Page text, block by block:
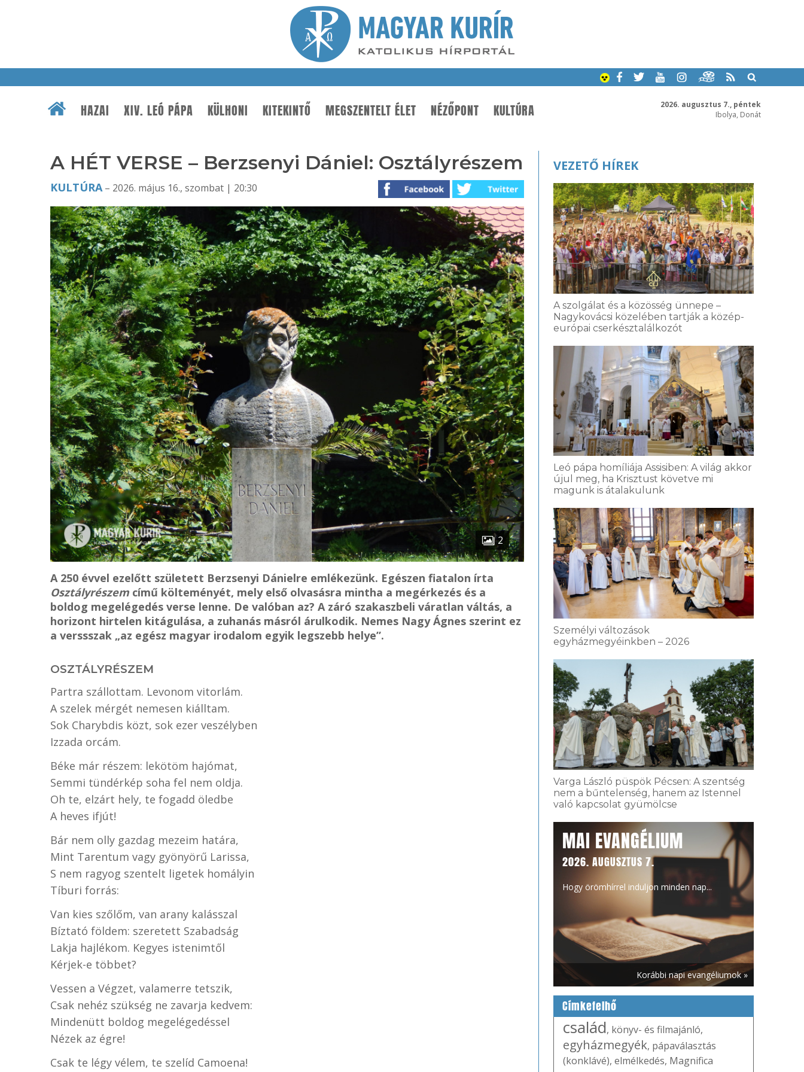
2026. augusztus 7., péntek
Ibolya, Donát
HAZAI XIV. LEÓ PÁPA KÜLHONI KITEKINTŐ MEGSZENTELT ÉLET NÉZŐPONT KULTÚRA
A HÉT VERSE – Berzsenyi Dániel: Osztályrészem
KULTÚRA– 2026. május 16., szombat | 20:30
2
A 250 évvel ezelőtt született Berzsenyi Dánielre emlékezünk. Egészen fiatalon írta
Osztályrészem című költeményét, mely első olvasásra mintha a megérkezés és a
boldog megelégedés verse lenne. De valóban az? A záró szakaszbeli váratlan váltás, a
horizont hirtelen kitágulása, a zuhanás másról árulkodik. Nemes Nagy Ágnes szerint ez
a verssszak „az egész magyar irodalom egyik legszebb helye”.
OSZTÁLYRÉSZEM
Partra szállottam. Levonom vitorlám.
A szelek mérgét nemesen kiálltam.
Sok Charybdis közt, sok ezer veszélyben
Izzada orcám.
Béke már részem: lekötöm hajómat,
Semmi tündérkép soha fel nem oldja.
Oh te, elzárt hely, te fogadd öledbe
A heves ifjút!
Bár nem olly gazdag mezeim határa,
Mint Tarentum vagy gyönyörű Larissa,
S nem ragyog szentelt ligetek homályin
Tíburi forrás:
Van kies szőlőm, van arany kalásszal
Bíztató földem: szeretett Szabadság
Lakja hajlékom. Kegyes istenimtől
Kérjek-e többet?
Vessen a Végzet, valamerre tetszik,
Csak nehéz szükség ne zavarja kedvem:
Mindenütt boldog megelégedéssel
Nézek az égre!
Csak te légy vélem, te szelíd Camoena!
VEZETŐ HÍREK
A szolgálat és a közösség ünnepe –
Nagykovácsi közelében tartják a közép-
európai cserkésztalálkozót
Leó pápa homíliája Assisiben: A világ akkor
újul meg, ha Krisztust követve mi
magunk is átalakulunk
Személyi változások
egyházmegyéinkben – 2026
Varga László püspök Pécsen: A szentség
nem a bűntelenség, hanem az Istennel
való kapcsolat gyümölcse
MAI EVANGÉLIUM
2026. AUGUSZTUS 7.
Hogy örömhírrel induljon minden nap...
Korábbi napi evangéliumok »
Címkefelhő
család, könyv- és filmajánló,
egyházmegyék, pápaválasztás
(konklávé), elmélkedés, Magnifica